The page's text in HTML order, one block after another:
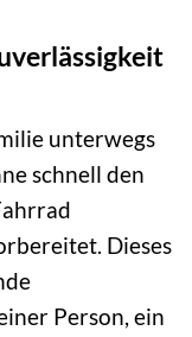
unterwegs
schnell den
Dieses
Person, ein